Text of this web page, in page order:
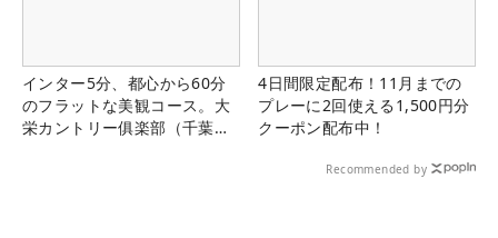
インター5分、都心から60分
のフラットな美観コース。大
栄カントリー俱楽部（千葉
4日間限定配布！11月までの
プレーに2回使える1,500円分
クーポン配布中！
Recommended by